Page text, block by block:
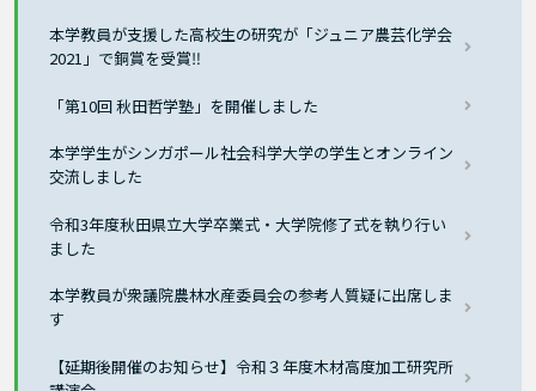
本学教員が支援した高校生の研究が「ジュニア農芸化学会
2021」で銅賞を受賞‼
「第10回 秋田哲学塾」を開催しました
本学学生がシンガポール社会科学大学の学生とオンライン
交流しました
令和3年度秋田県立大学卒業式・大学院修了式を執り行い
ました
本学教員が衆議院農林水産委員会の参考人質疑に出席しま
す
【延期後開催のお知らせ】令和３年度木材高度加工研究所